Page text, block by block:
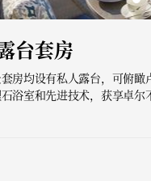
台套房
房均设有私人露台，可俯
浴室和先进技术，获享卓尔